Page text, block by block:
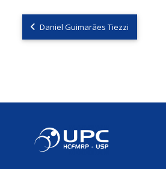
Daniel Guimarães Tiezzi